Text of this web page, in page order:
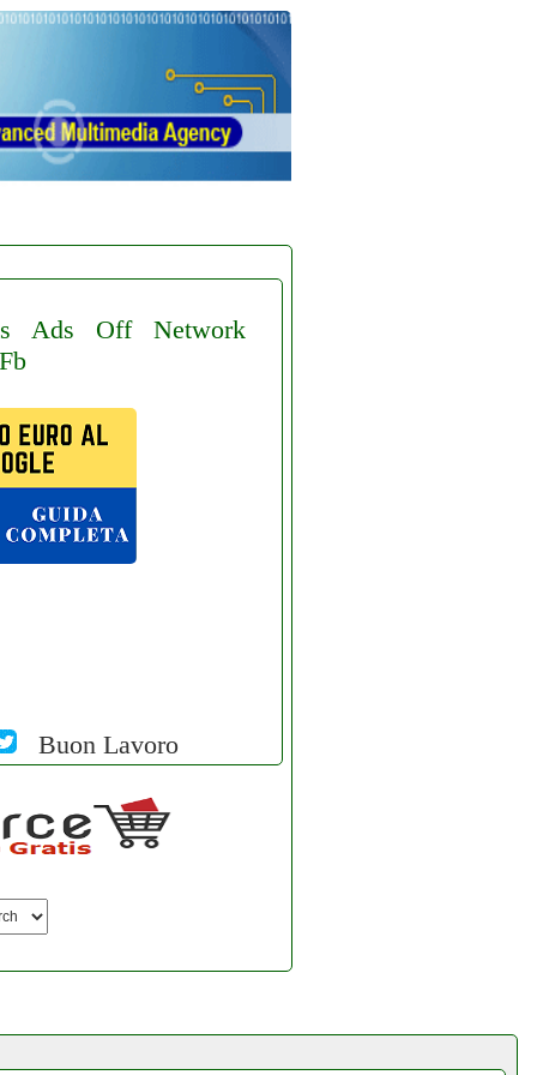
Ads Off
Network
Fb
Buon Lavoro